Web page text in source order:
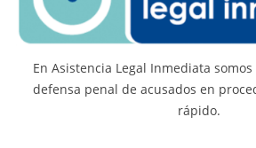
En Asistencia Legal Inmediata
defensa penal de acusados en
rápido.